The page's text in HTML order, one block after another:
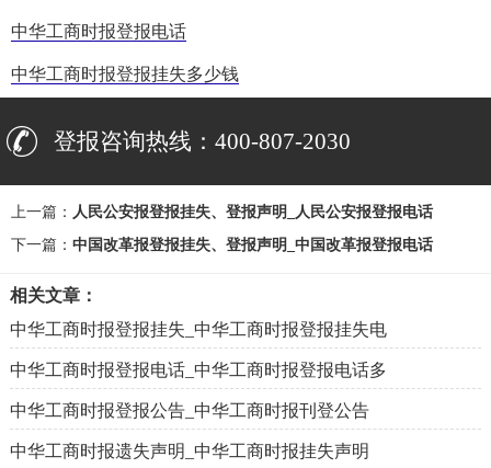
中华工商时报登报电话
中华工商时报登报挂失多少钱
登报咨询热线：400-807-2030
上一篇： 人民公安报登报挂失、登报声明_人民公安报登报电话
下一篇： 中国改革报登报挂失、登报声明_中国改革报登报电话
相关文章：
中华工商时报登报挂失_中华工商时报登报挂失电
中华工商时报登报电话_中华工商时报登报电话多
中华工商时报登报公告_中华工商时报刊登公告
中华工商时报遗失声明_中华工商时报挂失声明